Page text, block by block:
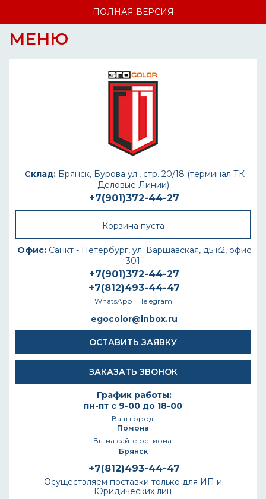
ПОЛНАЯ ВЕРСИЯ
МЕНЮ
Склад:Брянск, Бурова ул., стр. 20/18 (терминал ТК
Деловые Линии)
+7(901)372-44-27
Корзина пуста
Офис: Санкт - Петербург, ул. Варшавская, д5 к2, офис
301
+7(901)372-44-27
+7(812)493-44-47
WhatsApp Telegram
egocolor@inbox.ru
ОСТАВИТЬ ЗАЯВКУ
ЗАКАЗАТЬ ЗВОНОК
График работы:
пн-пт с 9-00 до 18-00
Ваш город:
Помона
Вы на сайте региона:
Брянск
+7(812)493-44-47
Осуществляем поставки только для ИП и
Юридических лиц